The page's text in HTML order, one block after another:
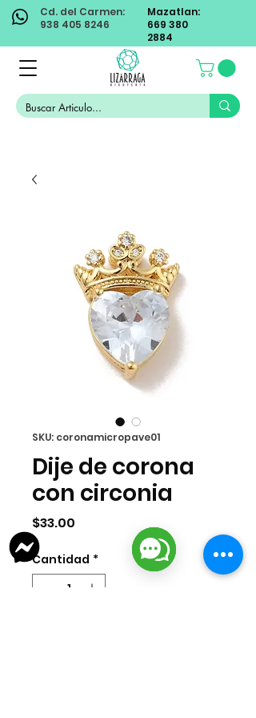
Cd. del Carmen:
938 405 8246
Mazatlan:
669 380
2884
SKU: coronamicropave01
Dije de corona
con circonia
$33.00
Cantidad *